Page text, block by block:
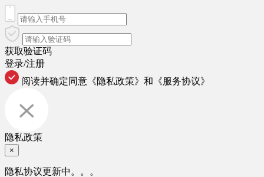
获取验证码
登录/注册
阅读并确定同意 《隐私政策》 和 《服务协议》
隐私政策
×
隐私协议更新中。。。